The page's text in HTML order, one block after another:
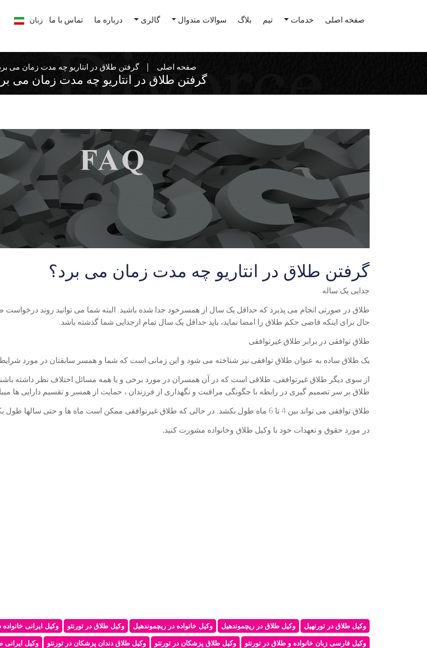
صفحه اصلی خدمات تیم بلاگ سوالات متدوال گالری درباره ما تماس با ما زبان
صفحه اصلی گرفتن طلاق در انتاریو چه مدت زمان می
گرفتن طلاق در انتاریو چه مدت زمان می
گرفتن طلاق در انتاریو چه مدت زمان می برد؟
جدایی یک ساله
طلاق در صورتی انجام می پذیرد که حداقل یک سال از همسرخود جدا شده باشید. البته شما می توانید روند درخواست
حال برای اینکه قاضی حکم طلاق را امضا نماید، باید حداقل یک سال تمام ازجدایی شما گذشته باشد.
طلاق توافقی در برابر طلاق غیرتوافقی
یک طلاق ساده به عنوان طلاق توافقی نیز شناخته می شود و این زمانی است که شما و همسر سابقتان در مورد
از سوی دیگر طلاق غیرتوافقی، طلاقی است که در آن همسران در مورد برخی و یا همه مسائل اختلاف نظر داشته
طلاق بر سر تصمیم گیری در رابطه با جگونگی مراقبت و نگهداری از فرزندان ، حمایت از همسر و تقسیم دارایی ها
طلاق توافقی می تواند بین 4 تا 6 ماه طول بکشد. در حالی که طلاق غیرتوافقی ممکن است ماه ها و حتی سالها طول بکشد.
در مورد حقوق و تعهدات خود با وکیل طلاق وخانواده مشورت کنید.
وکیل ایرانی خانواده وکیل طلاق در تورنتو وکیل خانواده در ریچموندهیل وکیل طلاق در ریچموندهیل
وکیل طلاق در تورنهیل
وکیل ایرانی وکیل طلاق دندان پزشکان در تورنتو وکیل طلاق پزشکان در تورنتو
وکیل فارسی زبان خانواده و طلاق در تورنتو